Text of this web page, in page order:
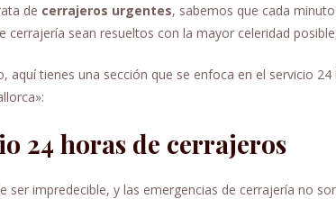
de cerrajeros urgentes, sabemos que cada
cerrajería sean resueltos con la mayor celeridad
aquí tienes una sección que se enfoca en el servicio
24 horas de cerrajeros
ser impredecible, y las emergencias de cerrajería no